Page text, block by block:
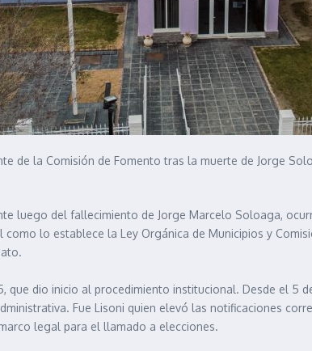
de la Comisión de Fomento tras la muerte de Jorge
luego del fallecimiento de Jorge Marcelo Soloaga,
lo establece la Ley Orgánica de Municipios y
que dio inicio al procedimiento institucional. Desde el 5
Fue Lisoni quien elevó las notificaciones
legal para el llamado a elecciones.